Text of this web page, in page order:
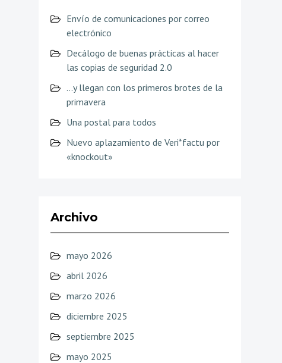
Envío de comunicaciones por correo
electrónico
Decálogo de buenas prácticas al hacer
las copias de seguridad 2.0
…y llegan con los primeros brotes de la
primavera
Una postal para todos
Nuevo aplazamiento de Veri*factu por
«knockout»
Archivo
mayo 2026
abril 2026
marzo 2026
diciembre 2025
septiembre 2025
mayo 2025